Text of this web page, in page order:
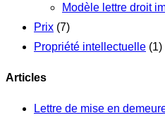
Modèle lettre droit
Prix (7)
Propriété intellectuelle (1)
Articles
Lettre de mise en